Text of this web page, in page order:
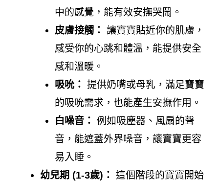
中的感覺，能有效安撫哭鬧。
皮膚接觸： 讓寶寶貼近你的肌膚，
感受你的心跳和體溫，能提供安全
感和溫暖。
吸吮： 提供奶嘴或母乳，滿足寶寶
的吸吮需求，也能產生安撫作用。
白噪音： 例如吸塵器、風扇的聲
音，能遮蓋外界噪音，讓寶寶更容
易入睡。
幼兒期 (1-3歲)： 這個階段的寶寶開始